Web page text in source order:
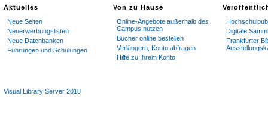
Aktuelles
Neue Seiten
Neuerwerbungslisten
Neue Datenbanken
Führungen und Schulungen
Von zu Hause
Online-Angebote außerhalb des
Campus nutzen
Bücher online bestellen
Verlängern, Konto abfragen
Hilfe zu Ihrem Konto
Digitale
Frankfurter
Visual Library Server 2018